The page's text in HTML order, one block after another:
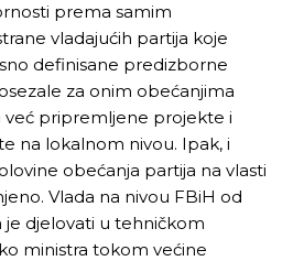
prema samim
vladajućih partija koje
definisane predizborne
za onim obećanjima
već pripremljene projekte i
na lokalnom nivou. Ipak, i
obećanja partija na vlasti
Vlada na nivou FBiH od
je djelovati u tehničkom
ministra tokom većine